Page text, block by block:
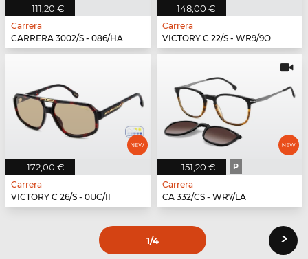
111,20 €
Carrera
CARRERA 3002/S - 086/HA
148,00 €
Carrera
VICTORY C 22/S - WR9/9O
172,00 €
Carrera
VICTORY C 26/S - 0UC/II
151,20 € P
Carrera
CA 332/CS - WR7/LA
1/4 ›